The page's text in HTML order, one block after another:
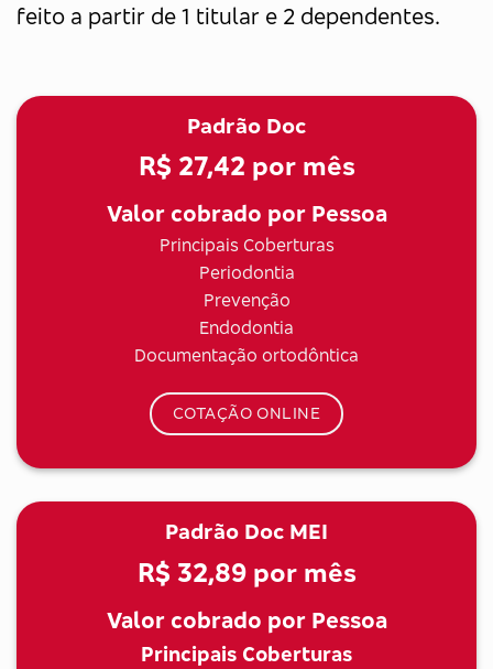
feito a partir de 1 titular e 2 dependentes.
Padrão Doc
R$ 27,42 por mês
Valor cobrado por Pessoa
Principais Coberturas
Periodontia
Prevenção
Endodontia
Documentação ortodôntica
COTAÇÃO ONLINE
Padrão Doc MEI
R$ 32,89por mês
Valor cobrado por Pessoa
Principais Coberturas